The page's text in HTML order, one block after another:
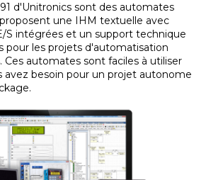
d'Unitronics sont des automates
une IHM textuelle avec
S intégrées et un support technique
pour les projets d'automatisation
Ces automates sont faciles à utiliser
besoin pour un projet autonome